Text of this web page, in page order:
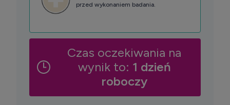
przed wykonaniem badania.
Czas oczekiwania na
wynik to: 1 dzień
roboczy